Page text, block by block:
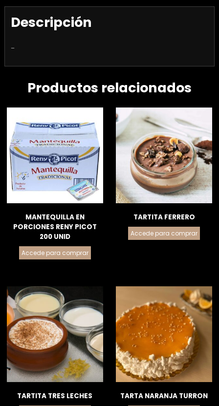
Descripción
–
Productos relacionados
MANTEQUILLA EN
PORCIONES RENY PICOT
200 UNID
Accede para comprar
TARTITA FERRERO
Accede para comprar
TARTITA TRES LECHES TARTA NARANJA TURRON